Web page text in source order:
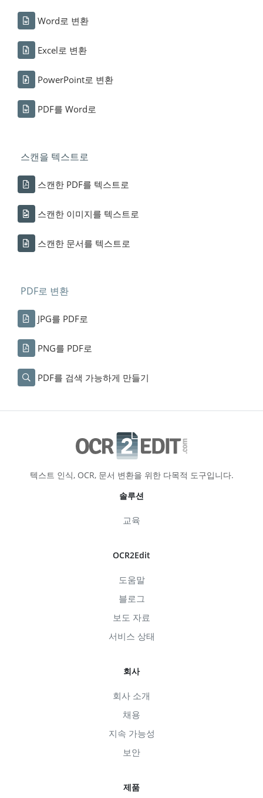
Word로 변환
Excel로 변환
PowerPoint로 변환
PDF를 Word로
스캔을 텍스트로
스캔한 PDF를 텍스트로
스캔한 이미지를 텍스트로
스캔한 문서를 텍스트로
PDF로 변환
JPG를 PDF로
PNG를 PDF로
PDF를 검색 가능하게 만들기
텍스트 인식, OCR, 문서 변환을 위한 다목적 도구입니다.
솔루션
교육
OCR2Edit
도움말
블로그
보도 자료
서비스 상태
회사
회사 소개
채용
지속 가능성
보안
제품